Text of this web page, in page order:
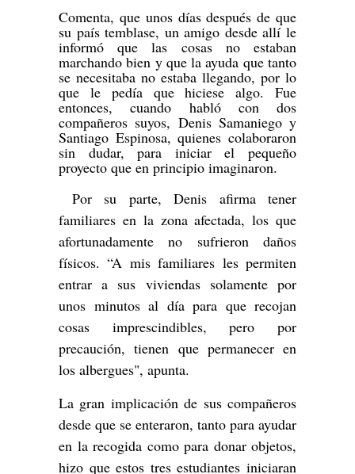
Comenta, que unos días después de que
su país temblase, un amigo desde allí le
informó que las cosas no estaban
marchando bien y que la ayuda que tanto
se necesitaba no estaba llegando, por lo
que le pedía que hiciese algo. Fue
entonces, cuando habló con dos
compañeros suyos, Denis Samaniego y
Santiago Espinosa, quienes colaboraron
sin dudar, para iniciar el pequeño
proyecto que en principio imaginaron.
Por su parte, Denis afirma tener
familiares en la zona afectada, los que
afortunadamente no sufrieron daños
físicos. “A mis familiares les permiten
entrar a sus viviendas solamente por
unos minutos al día para que recojan
cosas imprescindibles, pero por
precaución, tienen que permanecer en
los albergues", apunta.
La gran implicación de sus compañeros
desde que se enteraron, tanto para ayudar
en la recogida como para donar objetos,
hizo que estos tres estudiantes iniciaran